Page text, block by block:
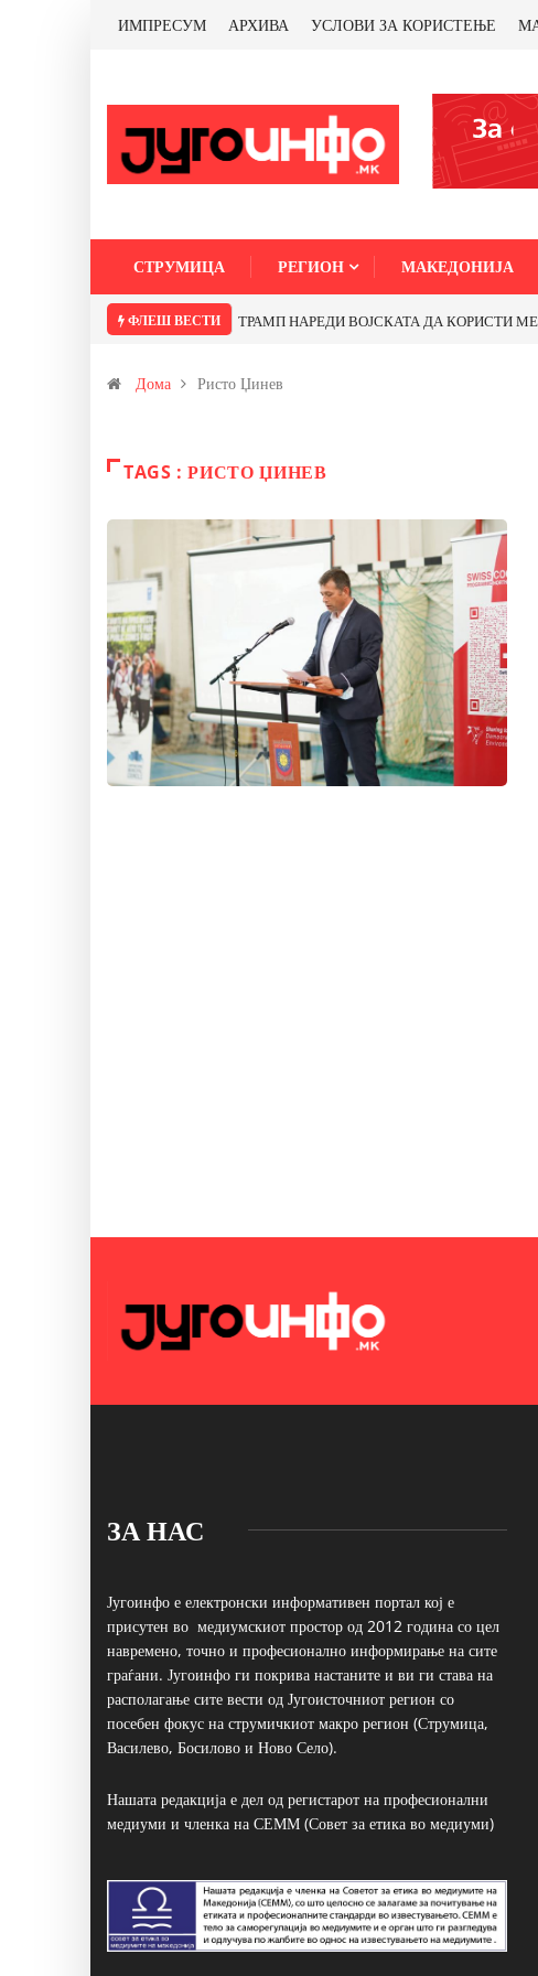
ИМПРЕСУМ АРХИВА УСЛОВИ ЗА КОРИСТЕЊЕ
СТРУМИЦА РЕГИОН МАКЕДОНИЈА
ФЛЕШ ВЕСТИ ТРАМП НАРЕДИ ВОЈСКАТА ДА КОРИСТИ
Дома Ристо Џинев
TAGS : РИСТО ЏИНЕВ
ЗА НАС
Југоинфо е електронски информативен портал кој е
присутен во медиумскиот простор од 2012 година со цел
навремено, точно и професионално информирање на сите
граѓани. Југоинфо ги покрива настаните и ви ги става на
располагање сите вести од Југоисточниот регион со
посебен фокус на струмичкиот макро регион (Струмица,
Василево, Босилово и Ново Село).
Нашата редакција е дел од регистарот на професионални
медиуми и членка на СЕММ (Совет за етика во медиуми)